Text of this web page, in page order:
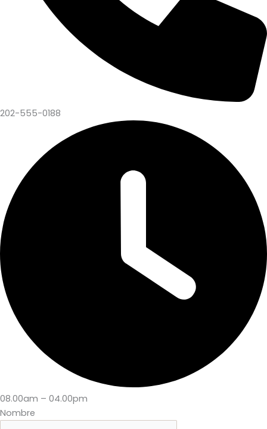
202-555-0188
08.00am – 04.00pm
Nombre